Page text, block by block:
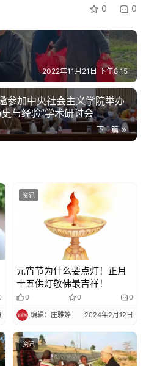
0 0
2022年11月21日 下午8:15
参加中央社会主义学院举办
与经验”学术研讨会
下一篇
资讯
元宵节为什么要点灯！正月
十五供灯敬佛最吉祥！
0 0 0
编辑：庄雅婷 2024年2月12日
资讯